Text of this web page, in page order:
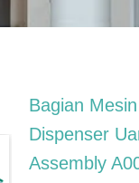
Bagian
Dispenser
Assembly